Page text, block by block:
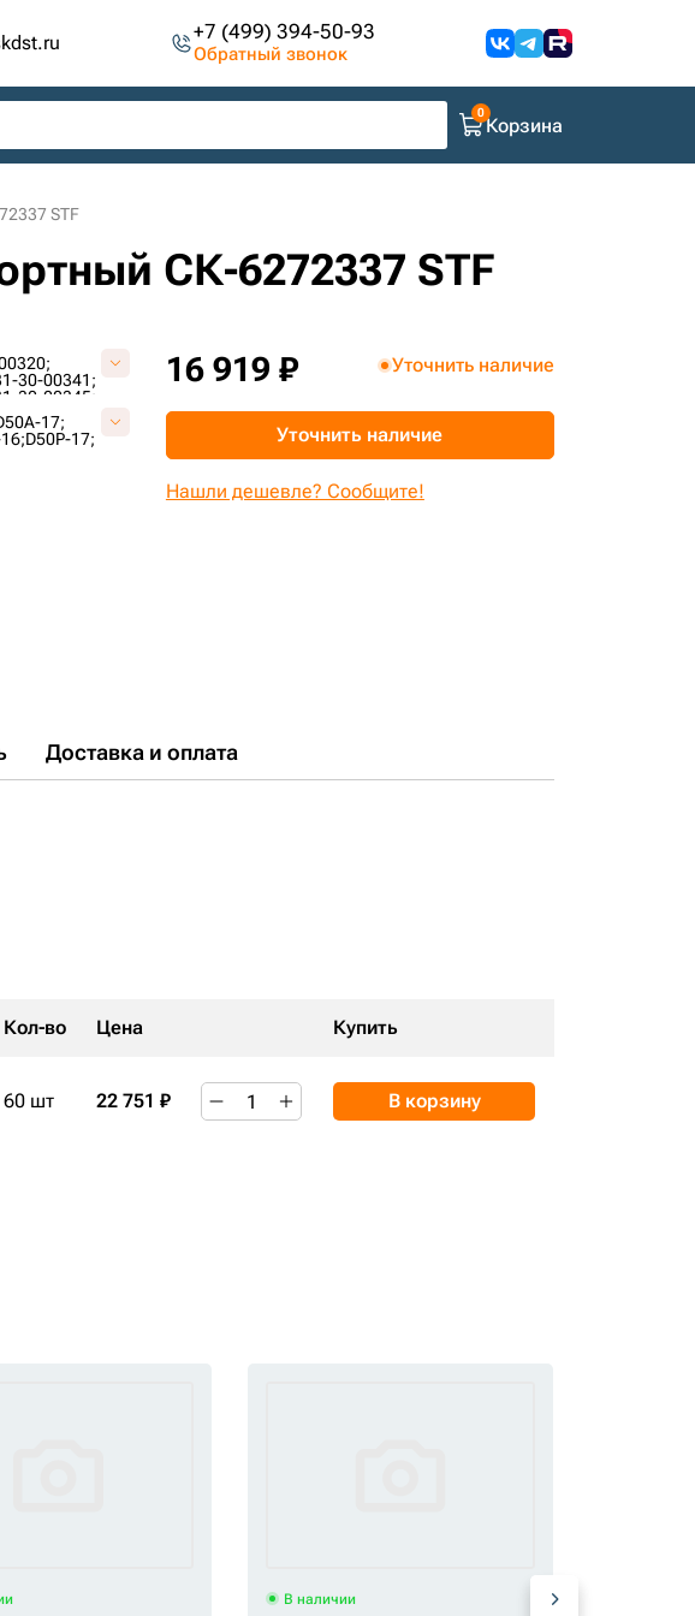
+7 (499) 394-50-93
Обратный звонок
Корзина
STF
СК-6272337 STF
30-00341;
30-00345;
30-00051;
17;
D50P-17;
16 919 ₽ Уточнить наличие
Уточнить наличие
Нашли дешевле? Сообщите!
Доставка и оплата
Кол-во Цена Купить
60 шт 22 751 ₽ В корзину
В наличии